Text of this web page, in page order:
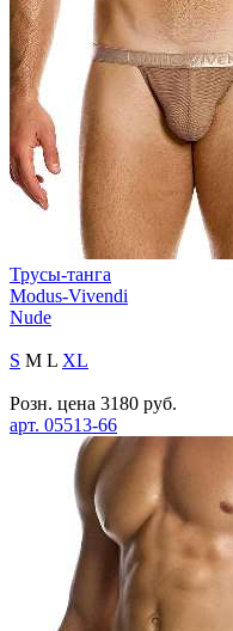
Трусы-танга
Modus-Vivendi
Nude
S M L XL
Розн. цена 3180 руб.
арт. 05513-66